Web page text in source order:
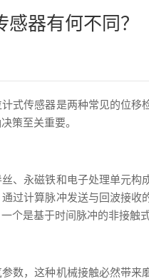
器有何不同？
式传感器是两种常见的位
策至关重要。
、永磁铁和电子处理单元
过计算脉冲发送与回波接
个是基于时间脉冲的非接触
数，这种机械接触必然带